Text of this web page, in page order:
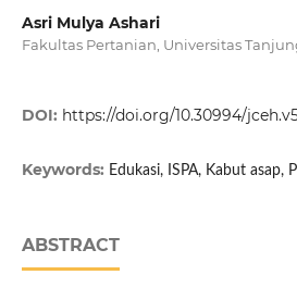
Asri Mulya Ashari
Fakultas Pertanian, Universitas
DOI: https://doi.org/10.30994/
Keywords: Edukasi, ISPA, Kabut asap,
ABSTRACT